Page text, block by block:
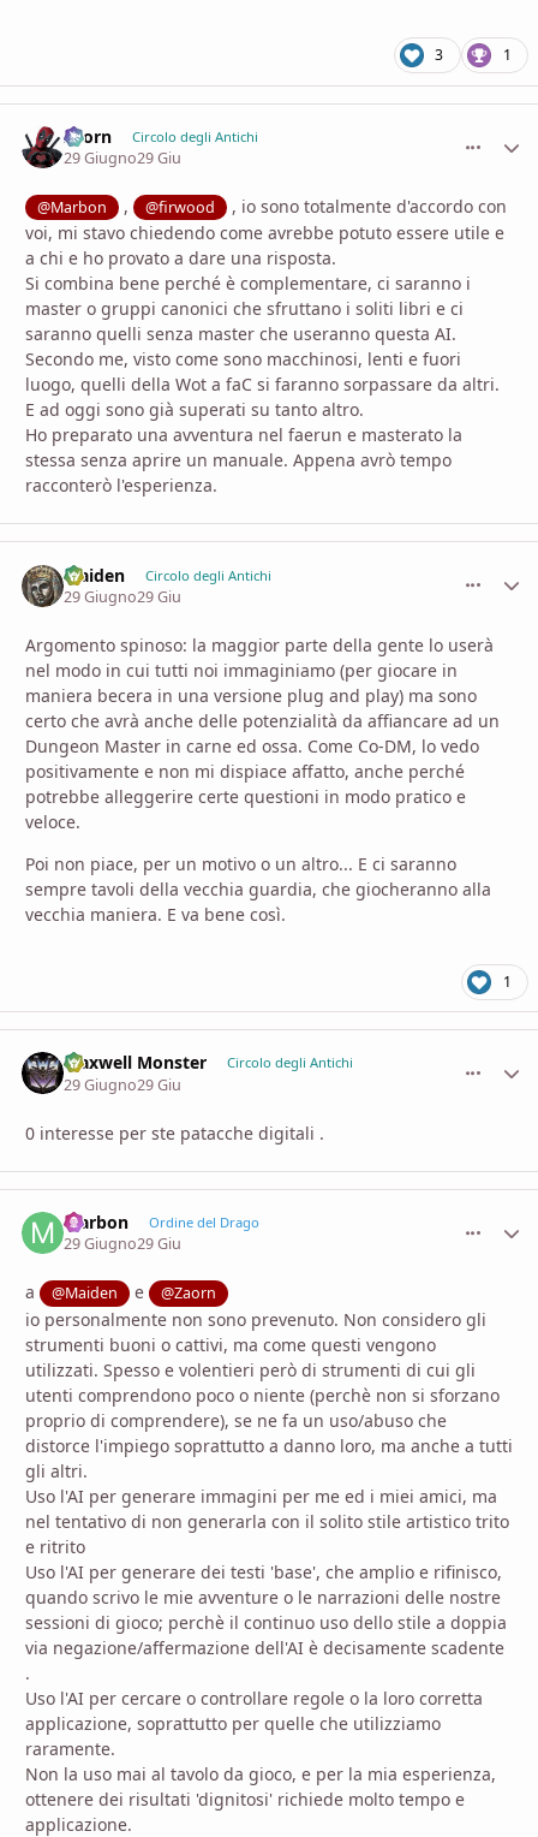
3 1
Zaorn Circolo degli Antichi
29 Giugno29 Giu
@Marbon , @firwood
, io sono totalmente d'accordo con
voi, mi stavo chiedendo come avrebbe potuto essere utile e
a chi e ho provato a dare una risposta.
Si combina bene perché è complementare, ci saranno i
master o gruppi canonici che sfruttano i soliti libri e ci
saranno quelli senza master che useranno questa AI.
Secondo me, visto come sono macchinosi, lenti e fuori
luogo, quelli della Wot a faC si faranno sorpassare da altri.
E ad oggi sono già superati su tanto altro.
Ho preparato una avventura nel faerun e masterato la
stessa senza aprire un manuale. Appena avrò tempo
racconterò l'esperienza.
Maiden Circolo degli Antichi
29 Giugno29 Giu
Argomento spinoso: la maggior parte della gente lo userà
nel modo in cui tutti noi immaginiamo (per giocare in
maniera becera in una versione plug and play) ma sono
certo che avrà anche delle potenzialità da affiancare ad un
Dungeon Master in carne ed ossa. Come Co-DM, lo vedo
positivamente e non mi dispiace affatto, anche perché
potrebbe alleggerire certe questioni in modo pratico e
veloce.
Poi non piace, per un motivo o un altro... E ci saranno
sempre tavoli della vecchia guardia, che giocheranno alla
vecchia maniera. E va bene così.
1
Maxwell Monster Circolo degli Antichi
29 Giugno29 Giu
0 interesse per ste patacche digitali .
Marbon Ordine del Drago
29 Giugno29 Giu
a @Maiden e @Zaorn
io personalmente non sono prevenuto. Non considero gli
strumenti buoni o cattivi, ma come questi vengono
utilizzati. Spesso e volentieri però di strumenti di cui gli
utenti comprendono poco o niente (perchè non si sforzano
proprio di comprendere), se ne fa un uso/abuso che
distorce l'impiego soprattutto a danno loro, ma anche a tutti
gli altri.
Uso l'AI per generare immagini per me ed i miei amici, ma
nel tentativo di non generarla con il solito stile artistico trito
e ritrito
Uso l'AI per generare dei testi 'base', che amplio e rifinisco,
quando scrivo le mie avventure o le narrazioni delle nostre
sessioni di gioco; perchè il continuo uso dello stile a doppia
via negazione/affermazione dell'AI è decisamente scadente
.
Uso l'AI per cercare o controllare regole o la loro corretta
applicazione, soprattutto per quelle che utilizziamo
raramente.
Non la uso mai al tavolo da gioco, e per la mia esperienza,
ottenere dei risultati 'dignitosi' richiede molto tempo e
applicazione.